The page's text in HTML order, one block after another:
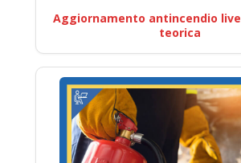
Aggiornamento antincendio
teorica